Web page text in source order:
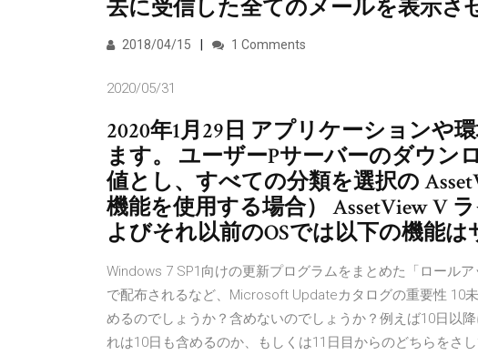
去に受信した全てのメールを表示さ
2018/04/15 1 Comments
2020/05/31
2020年1月29日 アプリケーションや
ます。 ユーザーPサーバーのダウン
値とし、すべての分類を選択の
機能を使用する場合） AssetView V
よびそれ以前のOSでは以下の機能は
Windows 7 SP1向けの更新プログラムをまとめた「ロール
で配布されるなど、Microsoft Updateカタログの重要性 10
めるのでしょうか？含めないのでしょうか？例えば10日以
れは10日も含めるのか、もしくは11日目からのどちらをさ